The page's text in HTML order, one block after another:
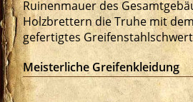
Ruinenmauer des
Holzbrettern die Truhe mit
gefertigtes
Meisterliche Greifenkleidung